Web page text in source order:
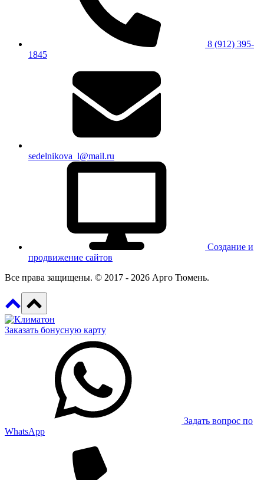
8 (912) 395-
1845
sedelnikova_l@mail.ru
Создание и
продвижение сайтов
Все права защищены. © 2017 - 2026 Арго Тюмень.
Заказать бонусную карту
Задать вопрос по
WhatsApp